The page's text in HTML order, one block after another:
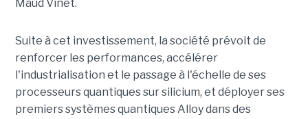
Maud Vinet.
Suite à cet investissement, la société prévoit de
renforcer les performances, accélérer
l'industrialisation et le passage à l'échelle de ses
processeurs quantiques sur silicium, et déployer ses
premiers systèmes quantiques Alloy dans des